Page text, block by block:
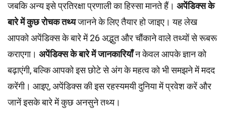
जबकि अन्य इसे प्रतिरक्षा प्रणाली का हिस्सा मानते हैं। अपेंडिक्स के
बारे में कुछ रोचक तथ्यजानने के लिए तैयार हो जाइए। यह लेख
आपको अपेंडिक्स के बारे में 26 अद्भुत और चौंकाने वाले तथ्यों से रूबरू
कराएगा। अपेंडिक्स के बारे में जानकारियाँन केवल आपके ज्ञान को
बढ़ाएंगी, बल्कि आपको इस छोटे से अंग के महत्व को भी समझने में मदद
करेंगी। आइए, अपेंडिक्स की इस रहस्यमयी दुनिया में प्रवेश करें और
जानें इसके बारे में कुछ अनसुने तथ्य।